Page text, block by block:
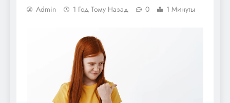
Admin 1 Год Тому Назад 0 1 Минуты